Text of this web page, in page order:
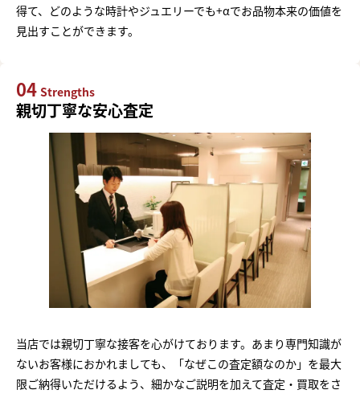
得て、どのような時計やジュエリーでも+αでお品物本来の価値を
見出すことができます。
04 Strengths
親切丁寧な安心査定
当店では親切丁寧な接客を心がけております。あまり専門知識が
ないお客様におかれましても、「なぜこの査定額なのか」を最大
限ご納得いただけるよう、細かなご説明を加えて査定・買取をさ